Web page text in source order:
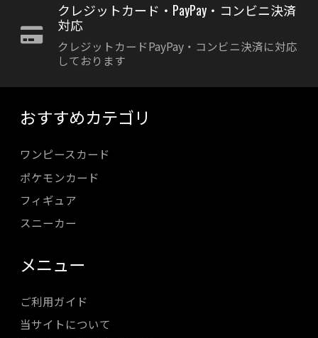
クレジットカード・PayPay・コンビニ決済
対応
クレジットカードPayPay・コンビニ決済に対応
しております
おすすめカテゴリ
ワンピースカード
ポケモンカード
フィギュア
スニーカー
メニュー
ご利用ガイド
当サイトについて